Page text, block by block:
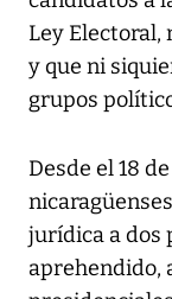
Ley Electoral,
y que ni
grupos
Desde el 18
jurídica a dos
aprehendido,